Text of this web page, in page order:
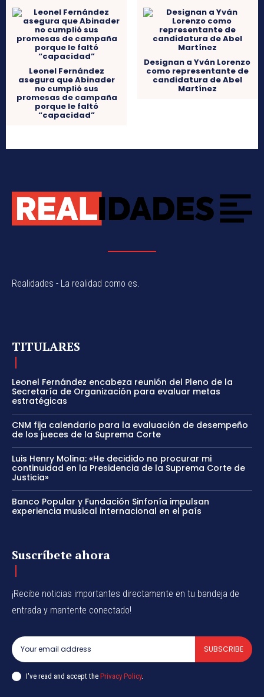
Leonel Fernández
asegura que Abinader
no cumplió sus
promesas de campaña
porque le faltó
“capacidad”
Designan a Yván Lorenzo
como representante de
candidatura de Abel
Martínez
Realidades - La realidad como es.
TITULARES
Leonel Fernández encabeza reunión del Pleno de la
Secretaría de Organización para evaluar metas
estratégicas
CNM fija calendario para la evaluación de desempeño
de los jueces de la Suprema Corte
Luis Henry Molina: «He decidido no procurar mi
continuidad en la Presidencia de la Suprema Corte de
Justicia»
Banco Popular y Fundación Sinfonía impulsan
experiencia musical internacional en el país
Suscríbete ahora
¡Recibe noticias importantes directamente en tu bandeja de
entrada y mantente conectado!
SUBSCRIBE
I've read and accept the Privacy Policy.